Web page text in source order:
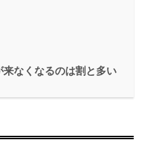
なくなるのは割と多い